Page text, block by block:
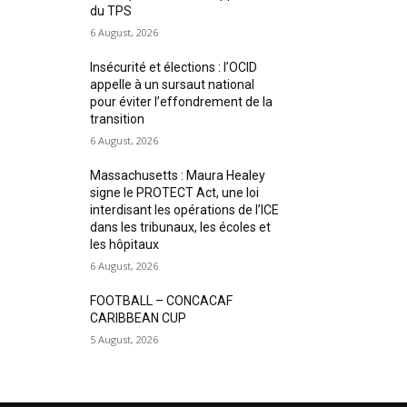
du TPS
6 August, 2026
Insécurité et élections : l’OCID
appelle à un sursaut national
pour éviter l’effondrement de la
transition
6 August, 2026
Massachusetts : Maura Healey
signe le PROTECT Act, une loi
interdisant les opérations de l’ICE
dans les tribunaux, les écoles et
les hôpitaux
6 August, 2026
FOOTBALL – CONCACAF
CARIBBEAN CUP
5 August, 2026